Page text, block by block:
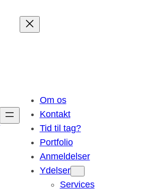
Om os
Kontakt
Tid til tag?
Portfolio
Anmeldelser
Ydelser
Services